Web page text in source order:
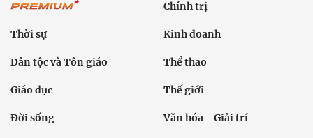
Chính trị
Thời sự Kinh doanh
Dân tộc và Tôn giáo Thể thao
Giáo dục Thế giới
Đời sống Văn hóa - Giải trí